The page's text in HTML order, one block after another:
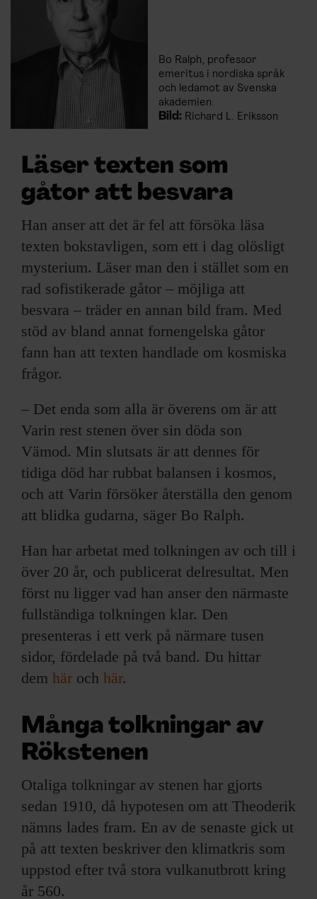
Bo Ralph, professor
emeritus i nordiska språk
och ledamot av Svenska
akademien.
Bild: Richard L. Eriksson
Läser texten som
gåtor att besvara
Han anser att det är fel att försöka läsa
texten bokstavligen, som ett i dag olösligt
mysterium. Läser man den i stället som en
rad sofistikerade gåtor – möjliga att
besvara – träder en annan bild fram. Med
stöd av bland annat fornengelska gåtor
fann han att texten handlade om kosmiska
frågor.
– Det enda som alla är överens om är att
Varin rest stenen över sin döda son
Vämod. Min slutsats är att dennes för
tidiga död har rubbat balansen i kosmos,
och att Varin försöker återställa den genom
att blidka gudarna, säger Bo Ralph.
Han har arbetat med tolkningen av och till i
över 20 år, och publicerat delresultat. Men
först nu ligger vad han anser den närmaste
fullständiga tolkningen klar. Den
presenteras i ett verk på närmare tusen
sidor, fördelade på två band. Du hittar
dem här och här.
Många tolkningar av
Rökstenen
Otaliga tolkningar av stenen har gjorts
sedan 1910, då hypotesen om att Theoderik
nämns lades fram. En av de senaste gick ut
på att texten beskriver den klimatkris som
uppstod efter två stora vulkanutbrott kring
år 560.